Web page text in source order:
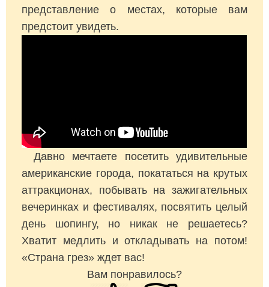
представление о местах, которые вам
предстоит увидеть.
Давно мечтаете посетить удивительные
американские города, покататься на крутых
аттракционах, побывать на зажигательных
вечеринках и фестивалях, посвятить целый
день шопингу, но никак не решаетесь?
Хватит медлить и откладывать на потом!
«Страна грез» ждет вас!
Вам понравилось?